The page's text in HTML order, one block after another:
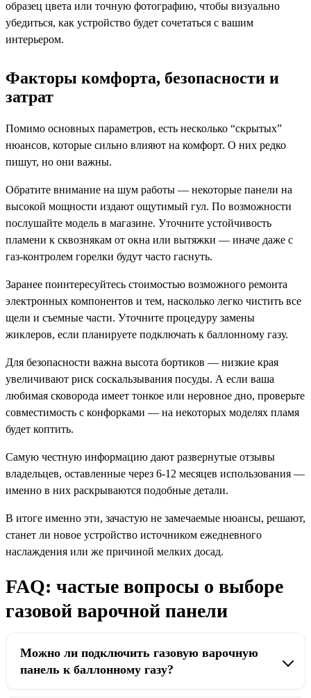
образец цвета или точную фотографию, чтобы визуально
убедиться, как устройство будет сочетаться с вашим
интерьером.
Факторы комфорта, безопасности и
затрат
Помимо основных параметров, есть несколько “скрытых”
нюансов, которые сильно влияют на комфорт. О них редко
пишут, но они важны.
Обратите внимание на шум работы — некоторые панели на
высокой мощности издают ощутимый гул. По возможности
послушайте модель в магазине. Уточните устойчивость
пламени к сквознякам от окна или вытяжки — иначе даже с
газ-контролем горелки будут часто гаснуть.
Заранее поинтересуйтесь стоимостью возможного ремонта
электронных компонентов и тем, насколько легко чистить все
щели и съемные части. Уточните процедуру замены
жиклеров, если планируете подключать к баллонному газу.
Для безопасности важна высота бортиков — низкие края
увеличивают риск соскальзывания посуды. А если ваша
любимая сковорода имеет тонкое или неровное дно, проверьте
совместимость с конфорками — на некоторых моделях пламя
будет коптить.
Самую честную информацию дают развернутые отзывы
владельцев, оставленные через 6-12 месяцев использования —
именно в них раскрываются подобные детали.
В итоге именно эти, зачастую не замечаемые нюансы, решают,
станет ли новое устройство источником ежедневного
наслаждения или же причиной мелких досад.
FAQ: частые вопросы о выборе
газовой варочной панели
Можно ли подключить газовую варочную
панель к баллонному газу?